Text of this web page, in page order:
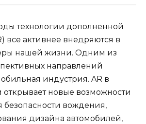
технологии дополненной
все активнее внедряются в
нашей жизни. Одним из
направлений
индустрия. AR в
открывает новые возможности
вождения,
дизайна автомобилей,